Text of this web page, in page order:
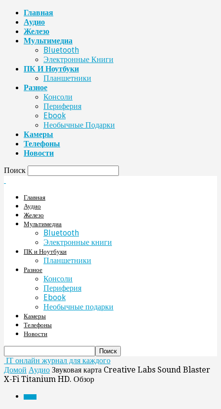
Главная
Аудио
Железо
Мультимедиа
Bluetooth
Электронные Книги
ПК И Ноутбуки
Планшетники
Разное
Консоли
Периферия
Ebook
Необычные Подарки
Камеры
Телефоны
Новости
Поиск
Главная
Аудио
Железо
Мультимедиа
Bluetooth
Электронные книги
ПК и Ноутбуки
Планшетники
Разное
Консоли
Периферия
Ebook
Необычные подарки
Камеры
Телефоны
Новости
IT онлайн журнал для каждого
Домой Аудио Звуковая карта Creative Labs Sound Blaster
X-Fi Titanium HD. Обзор